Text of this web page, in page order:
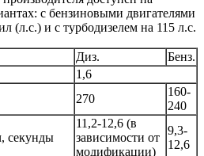
с бензиновыми двигателями
(л.с.) и с турбодизелем на 115 л.с.
Диз.
Бенз.
1,6
270
160-
240
секунды
11,2-12,6 (в
зависимости от
модификации)
9,3-
12,6